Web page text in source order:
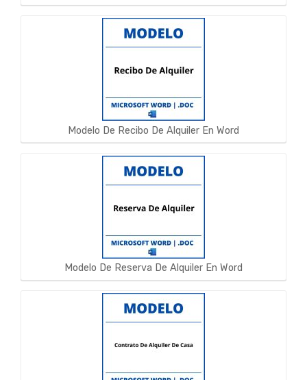
Modelo De Recibo De Alquiler En Word
Modelo De Reserva De Alquiler En Word